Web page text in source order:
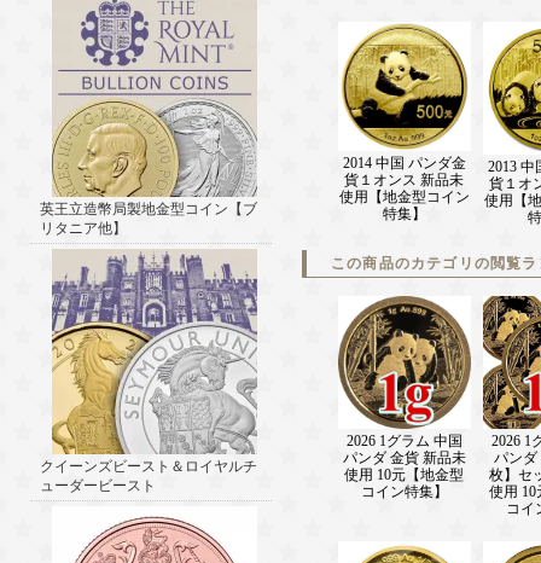
英王立造幣局製地金型コイン【ブ
リタニア他】
クイーンズビースト＆ロイヤルチ
ューダービースト
2014 中国 パンダ金
貨１オンス 新品未
使用【地金型コイン
特集】
2013 中
貨１オ
使用【
この商品のカテゴリの閲覧
2026 1グラム 中国
パンダ 金貨 新品未
使用 10元【地金型
コイン特集】
2026 1
パンダ
枚】セ
使用
コイ